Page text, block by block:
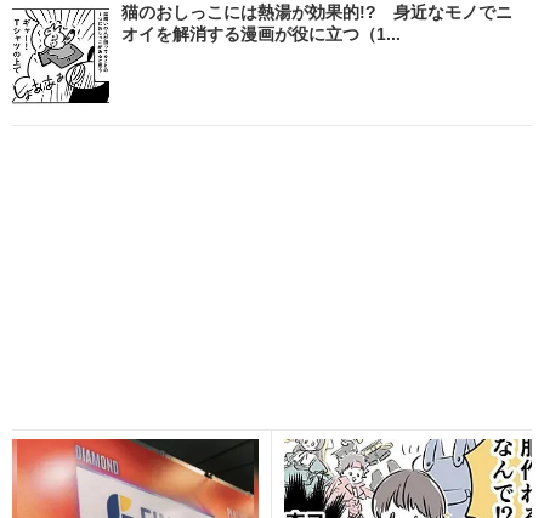
猫のおしっこには熱湯が効果的!? 身近なモノでニ
オイを解消する漫画が役に立つ（1...